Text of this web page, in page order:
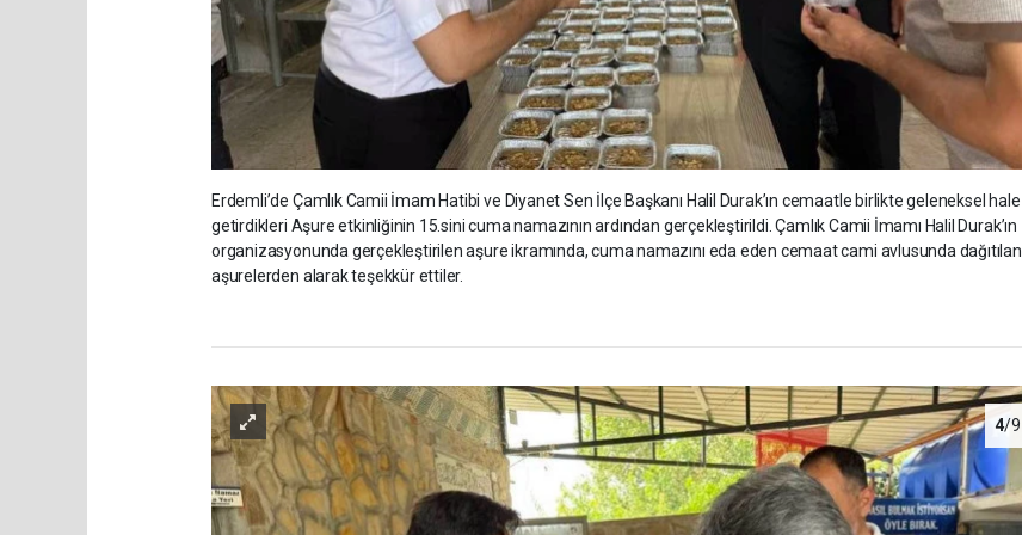
Erdemli’de Çamlık Camii İmam Hatibi ve Diyanet Sen İlçe Başkanı Halil Durak’ın cemaatle birlikte geleneksel hale
getirdikleri Aşure etkinliğinin 15.sini cuma namazının ardından gerçekleştirildi. Çamlık Camii İmamı Halil Durak’ın
organizasyonunda gerçekleştirilen aşure ikramında, cuma namazını eda eden cemaat cami avlusunda dağıtılan
aşurelerden alarak teşekkür ettiler.
4/9